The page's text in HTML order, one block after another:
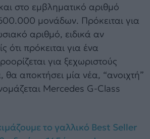
στο εμβληματικό αριθμό
μονάδων. Πρόκειται για
αριθμό, ειδικά αν
ότι πρόκειται για ένα
για ξεχωριστούς
θα αποκτήσει μία νέα, “ανοιχτή”
Mercedes G-Class
το γαλλικό Best Seller